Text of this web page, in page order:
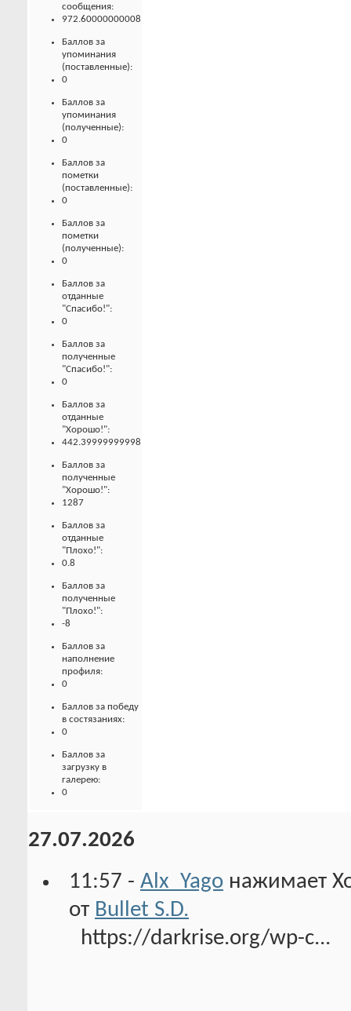
сообщения:
972.60000000008
Баллов за
упоминания
(поставленные):
0
Баллов за
упоминания
(полученные):
0
Баллов за
пометки
(поставленные):
0
Баллов за
пометки
(полученные):
0
Баллов за
отданные
"Спасибо!":
0
Баллов за
полученные
"Спасибо!":
0
Баллов за
отданные
"Хорошо!":
442.39999999998
Баллов за
полученные
"Хорошо!":
1287
Баллов за
отданные
"Плохо!":
0.8
Баллов за
полученные
"Плохо!":
-8
Баллов за
наполнение
профиля:
0
Баллов за победу
в состязаниях:
0
Баллов за
загрузку в
галерею:
0
27.07.2026
11:57 - Alx_Yago нажимает
от Bullet S.D.
https://darkrise.org/wp-c...